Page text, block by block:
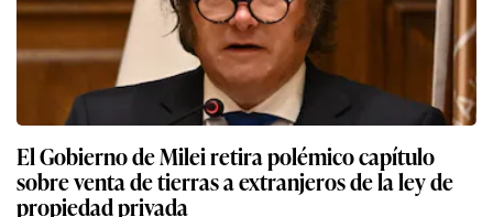
El Gobierno de Milei retira polémico capítulo
sobre venta de tierras a extranjeros de la ley de
propiedad privada